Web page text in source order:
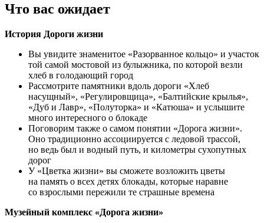
Что вас ожидает
История Дороги жизни
Вы увидите знаменитое «Разорванное кольцо» и участок
той самой мостовой из булыжника, по которой везли
хлеб в голодающий город
Рассмотрите памятники вдоль дороги «Хлеб
насущный», «Регулировщица», «Балтийские крылья»,
«Дуб и Лавр», «Полуторка» и «Катюша» и услышите
много интересного о блокаде
Поговорим также о самом понятии «Дорога жизни».
Оно традиционно ассоциируется с ледовой трассой,
но ведь был и водный путь, и километры сухопутных
дорог
У «Цветка жизни» вы сможете возложить цветы
на память о всех детях блокады, которые наравне
со взрослыми пережили те страшные времена
Музейный комплекс «Дорога жизни»